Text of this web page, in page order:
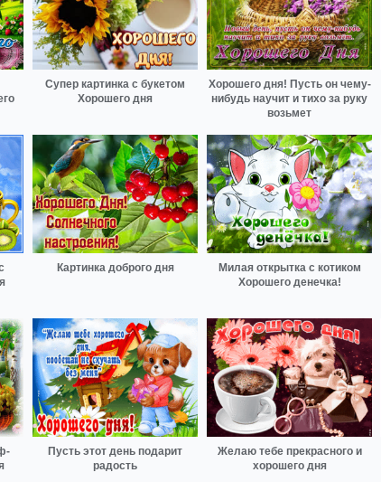
Супер картинка с букетом
Хорошего дня
Хорошего дня! Пусть он чему-
нибудь научит и тихо за руку
возьмет
Картинка доброго дня
Милая открытка с котиком
Хорошего денечка!
Пусть этот день подарит
радость
Желаю тебе прекрасного и
хорошего дня